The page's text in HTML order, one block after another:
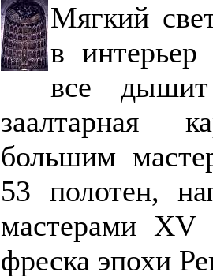
Мягкий
в интерьер
все дышит
заалтарная
большим
53 полотен,
мастерами XV
фреска эпохи